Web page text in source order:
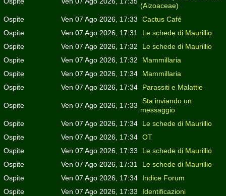
(Aizoaceae)
Ospite
Ven 07 Ago 2026, 17:33
Cactus Café
Ospite
Ven 07 Ago 2026, 17:31
Le schede di Maurillio
Ospite
Ven 07 Ago 2026, 17:32
Le schede di Maurillio
Ospite
Ven 07 Ago 2026, 17:32
Mammillaria
Ospite
Ven 07 Ago 2026, 17:34
Mammillaria
Ospite
Ven 07 Ago 2026, 17:34 Parassiti e Malattie
Ospite Ven 07 Ago 2026, 17:33
Sta inviando un
messaggio
Ospite
Ven 07 Ago 2026, 17:34
Le schede di Maurillio
Ospite
Ven 07 Ago 2026, 17:34 OT
Ospite
Ven 07 Ago 2026, 17:33
Le schede di Maurillio
Ospite
Ven 07 Ago 2026, 17:31
Le schede di Maurillio
Ospite
Ven 07 Ago 2026, 17:34
Indice Forum
Ospite
Ven 07 Ago 2026, 17:33
Identificazioni